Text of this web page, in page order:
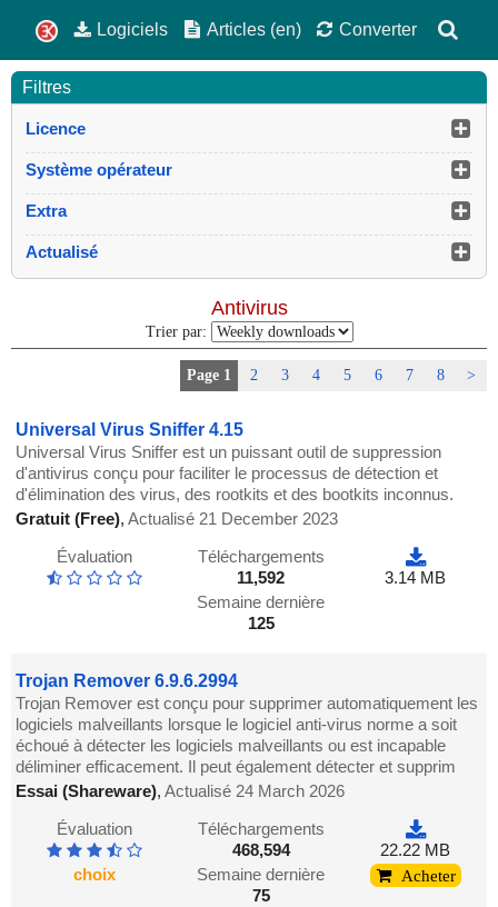
Logiciels Articles (en) Converter
Filtres
Licence
Système opérateur
Extra
Actualisé
Antivirus
Trier par:
Page 1 2 3 4 5 6 7 8 >
Universal Virus Sniffer 4.15
Universal Virus Sniffer est un puissant outil de suppression
d'antivirus conçu pour faciliter le processus de détection et
d'élimination des virus, des rootkits et des bootkits inconnus.
Gratuit (Free),Actualisé 21 December 2023
Évaluation
Téléchargements
11,592
Semaine dernière
125
3.14 MB
Trojan Remover 6.9.6.2994
Trojan Remover est conçu pour supprimer automatiquement les
logiciels malveillants lorsque le logiciel anti-virus norme a soit
échoué à détecter les logiciels malveillants ou est incapable
déliminer efficacement. Il peut également détecter et supprim
Essai (Shareware),Actualisé 24 March 2026
Évaluation
choix
Téléchargements
468,594
Semaine dernière
75
22.22 MB
Acheter